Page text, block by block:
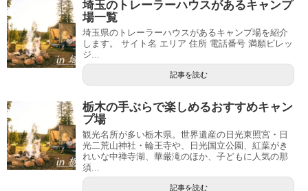
埼玉のトレーラーハウスがあるキャンプ
場一覧
埼玉県のトレーラーハウスがあるキャンプ場を紹介
します。 サイト名 エリア 住所 電話番号 満願ビレッ
ジ...
記事を読む
栃木の手ぶらで楽しめるおすすめキャン
プ場
観光名所が多い栃木県。世界遺産の日光東照宮・日
光二荒山神社・輪王寺や、日光国立公園、紅葉がき
れいな中禅寺湖、華厳滝のほか、子どもに人気の那
須...
記事を読む